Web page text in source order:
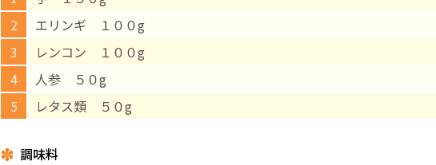
エリンギ １００g
レンコン １００g
人参 ５０g
レタス類 ５０g
調味料
‘さんルーム’ でさまざまな講座・クラス
遠方にお住まいで当院での出産を希望される方へ
医師プロフィール